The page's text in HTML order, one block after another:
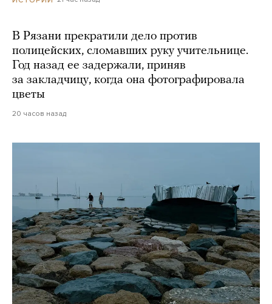
В Рязани прекратили дело против
полицейских, сломавших руку учительнице.
Год назад ее задержали, приняв
за закладчицу, когда она фотографировала
цветы
20 часов назад